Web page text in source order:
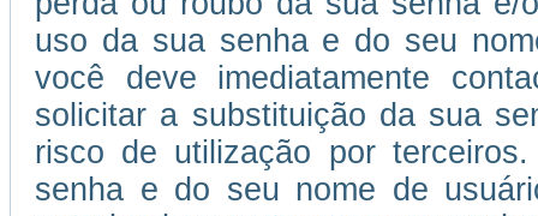
uso da sua senha e do seu
você deve imediatamente
solicitar a substituição da sua
risco de utilização por
senha e do seu nome de